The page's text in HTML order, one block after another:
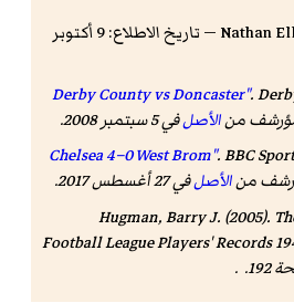
— باسم: Nathan Ellington — تاريخ الاطلاع: 9 أكتوبر
.
الأصلفي 5 سبتمبر 2008
.
. BBC
الأصلفي 27 أغسطس 2017
.
Hugman, Barry J. (2005).
Football League Players' Records